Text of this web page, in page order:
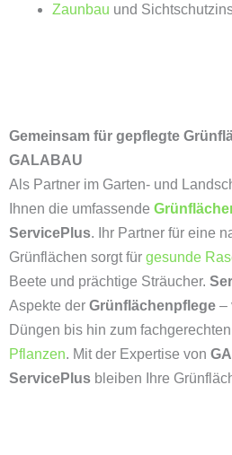
Zaunbau und
Gemeinsam für gepflegte
GALABAU
Als Partner im Garten- und
Ihnen die umfassende
ServicePlus. Ihr Partner für eine
Grünflächen sorgt für gesunde
Beete und prächtige Sträucher.
Aspekte der Grünflächenpflege –
Düngen bis hin zum fachgerechten
Pflanzen. Mit der Expertise von
ServicePlus bleiben Ihre